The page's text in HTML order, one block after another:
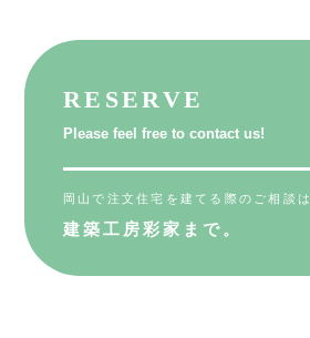
RESERVE
Please feel free to contact us!
岡山で注文住宅を建てる際のご相談は
建築工房彩家まで。